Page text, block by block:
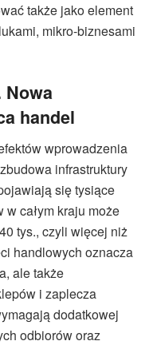
także jako element
mikro-biznesami
Nowa
handel
wprowadzenia
infrastruktury
się tysiące
w całym kraju może
tys., czyli więcej niż
handlowych oznacza
ale także
i zaplecza
dodatkowej
odbiorów oraz